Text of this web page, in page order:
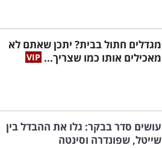
מגדלים חתול בבית? יתכן שאתם לא
מאכילים אותו כמו שצריך...
עושים סדר בבקר: גלו את ההבדל בין
שייטל, שפונדרה וסינטה